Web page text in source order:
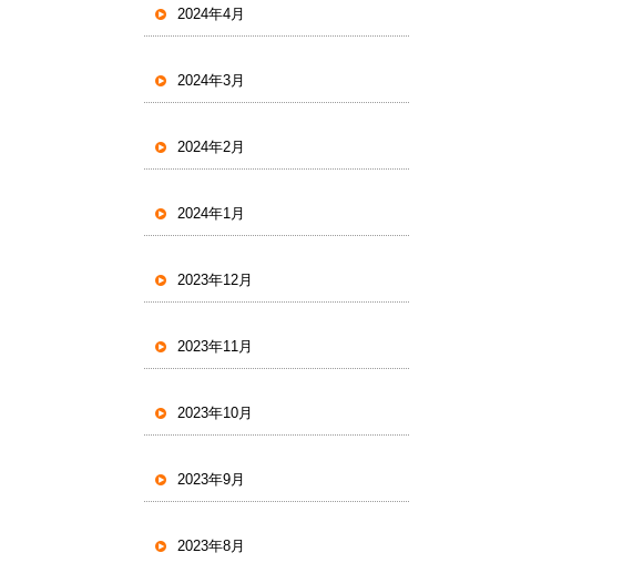
2024年4月
2024年3月
2024年2月
2024年1月
2023年12月
2023年11月
2023年10月
2023年9月
2023年8月